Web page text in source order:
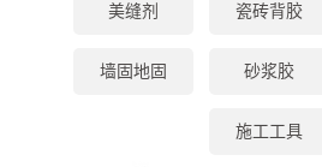
美缝剂 瓷砖背胶
墙固地固 砂浆胶
施工工具